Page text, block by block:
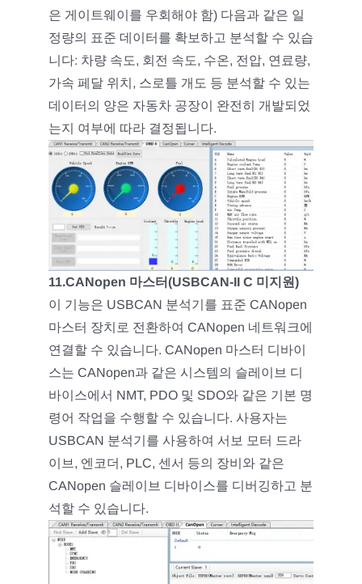
은 게이트웨이를 우회해야 함) 다음과 같은 일
정량의 표준 데이터를 확보하고 분석할 수 있습
니다: 차량 속도, 회전 속도, 수온, 전압, 연료량,
가속 페달 위치, 스로틀 개도 등 분석할 수 있는
데이터의 양은 자동차 공장이 완전히 개발되었
는지 여부에 따라 결정됩니다.
11.CANopen 마스터(USBCAN-II C 미지원)
이 기능은 USBCAN 분석기를 표준 CANopen
마스터 장치로 전환하여 CANopen 네트워크에
연결할 수 있습니다. CANopen 마스터 디바이
스는 CANopen과 같은 시스템의 슬레이브 디
바이스에서 NMT, PDO 및 SDO와 같은 기본 명
령어 작업을 수행할 수 있습니다. 사용자는
USBCAN 분석기를 사용하여 서보 모터 드라
이브, 엔코더, PLC, 센서 등의 장비와 같은
CANopen 슬레이브 디바이스를 디버깅하고 분
석할 수 있습니다.